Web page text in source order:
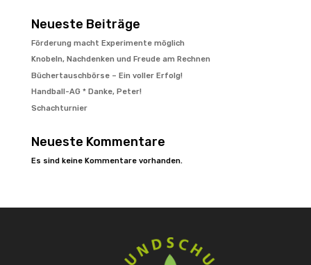
Neueste Beiträge
Förderung macht Experimente möglich
Knobeln, Nachdenken und Freude am Rechnen
Büchertauschbörse – Ein voller Erfolg!
Handball-AG * Danke, Peter!
Schachturnier
Neueste Kommentare
Es sind keine Kommentare vorhanden.